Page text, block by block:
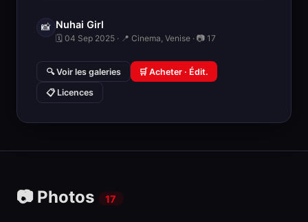
📸 Nuhai Girl
🗓 04 Sep 2025 · 📍 Cinema, Venise · 📷 17
🔍 Voir les galeries 🛒 Acheter · Édit.
📋 Licences
📷 Photos 17